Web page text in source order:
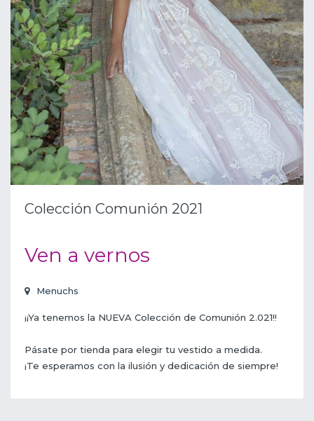
Colección Comunión 2021
Ven a vernos
Menuchs
¡¡Ya tenemos la NUEVA Colección de Comunión 2.021!!
Pásate por tienda para elegir tu vestido a medida.
¡Te esperamos con la ilusión y dedicación de siempre!